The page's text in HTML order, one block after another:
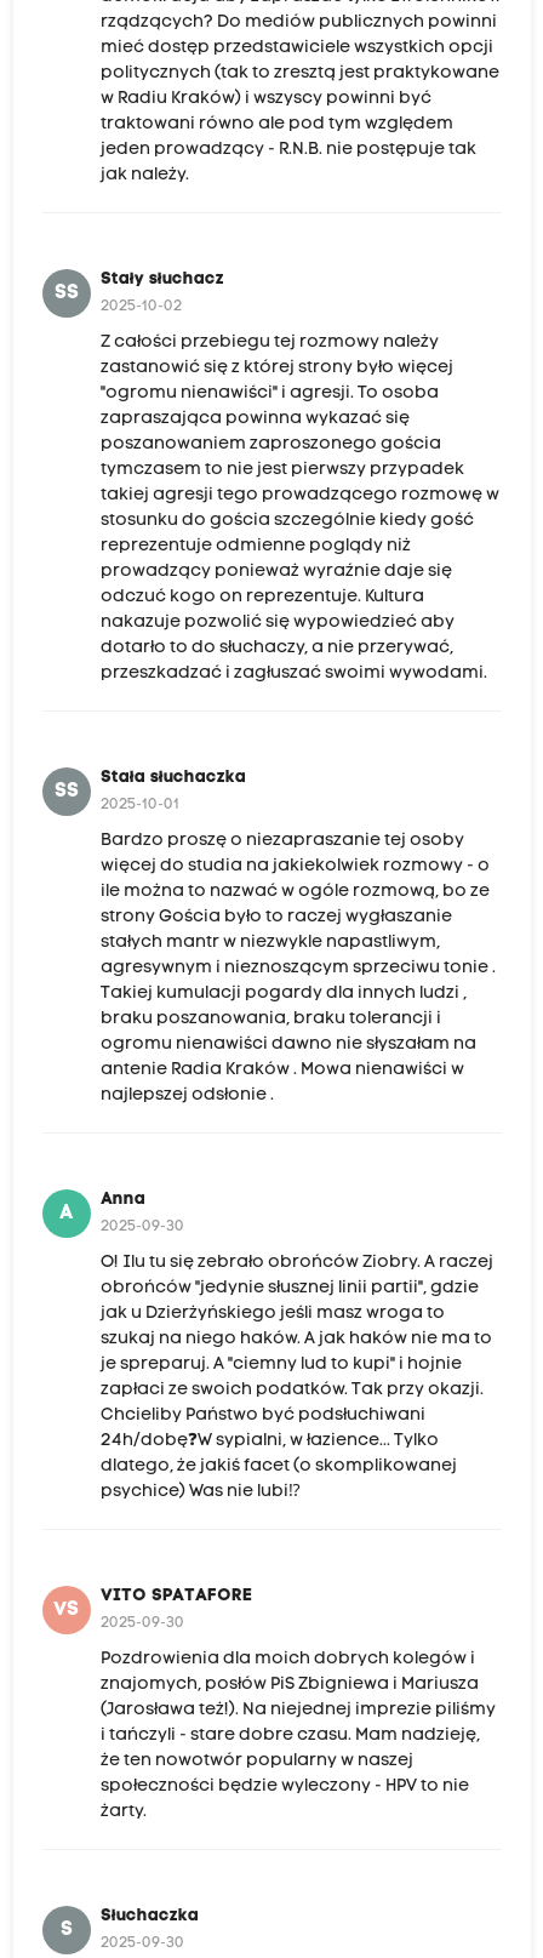
rządzących? Do mediów publicznych powinni
mieć dostęp przedstawiciele wszystkich opcji
politycznych (tak to zresztą jest praktykowane
w Radiu Kraków) i wszyscy powinni być
traktowani równo ale pod tym względem
jeden prowadzący - R.N.B. nie postępuje tak
jak należy.
SS
Stały słuchacz
2025-10-02
Z całości przebiegu tej rozmowy należy
zastanowić się z której strony było więcej
"ogromu nienawiści" i agresji. To osoba
zapraszająca powinna wykazać się
poszanowaniem zaproszonego gościa
tymczasem to nie jest pierwszy przypadek
takiej agresji tego prowadzącego rozmowę w
stosunku do gościa szczególnie kiedy gość
reprezentuje odmienne poglądy niż
prowadzący ponieważ wyraźnie daje się
odczuć kogo on reprezentuje. Kultura
nakazuje pozwolić się wypowiedzieć aby
dotarło to do słuchaczy, a nie przerywać,
przeszkadzać i zagłuszać swoimi wywodami.
SS
Stała słuchaczka
2025-10-01
Bardzo proszę o niezapraszanie tej osoby
więcej do studia na jakiekolwiek rozmowy - o
ile można to nazwać w ogóle rozmową, bo ze
strony Gościa było to raczej wygłaszanie
stałych mantr w niezwykle napastliwym,
agresywnym i nieznoszącym sprzeciwu tonie .
Takiej kumulacji pogardy dla innych ludzi ,
braku poszanowania, braku tolerancji i
ogromu nienawiści dawno nie słyszałam na
antenie Radia Kraków . Mowa nienawiści w
najlepszej odsłonie .
A
Anna
2025-09-30
O! Ilu tu się zebrało obrońców Ziobry. A raczej
obrońców "jedynie słusznej linii partii", gdzie
jak u Dzierżyńskiego jeśli masz wroga to
szukaj na niego haków. A jak haków nie ma to
je spreparuj. A "ciemny lud to kupi" i hojnie
zapłaci ze swoich podatków. Tak przy okazji.
Chcieliby Państwo być podsłuchiwani
24h/dobę❓W sypialni, w łazience... Tylko
dlatego, że jakiś facet (o skomplikowanej
psychice) Was nie lubi⁉️
VS
VITO SPATAFORE
2025-09-30
Pozdrowienia dla moich dobrych kolegów i
znajomych, posłów PiS Zbigniewa i Mariusza
(Jarosława też!). Na niejednej imprezie piliśmy
i tańczyli - stare dobre czasu. Mam nadzieję,
że ten nowotwór popularny w naszej
społeczności będzie wyleczony - HPV to nie
żarty.
S
Słuchaczka
2025-09-30